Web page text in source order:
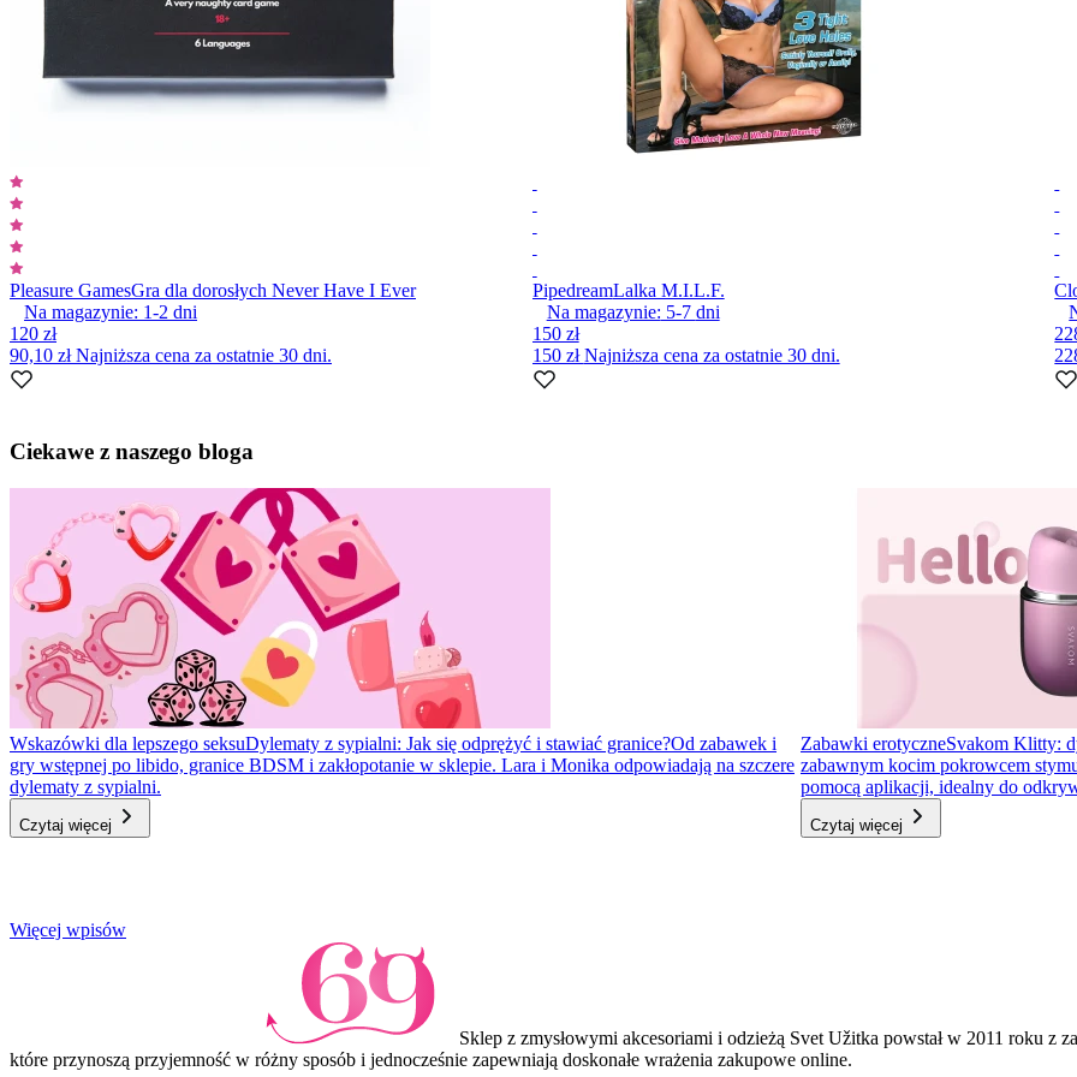
Pleasure GamesGra dla dorosłych Never Have I Ever
Na magazynie: 1-2 dni
120 zł
90,10 złNajniższa cena za ostatnie 30 dni.
PipedreamLalka M.I.L.F.
Na magazynie: 5-7 dni
150 zł
150 złNajniższa cena za ostatnie 30 dni.
1
10
Ciekawe z naszego bloga
Wskazówki dla lepszego seksuDylematy z sypialni: Jak się odprężyć i stawiać granice?Od zabawek i
gry wstępnej po libido, granice BDSM i zakłopotanie w sklepie. Lara i Monika odpowiadają na szczere
dylematy z sypialni.
Czytaj więcej
Zabawki erotyczneSvakom Klitty:
zabawnym kocim pokrowcem
pomocą aplikacji, idealny do
Czytaj więcej
Item
Więcej wpisów
Sklep z zmysłowymi akcesoriami i odzieżą Svet Užitka powstał w 2011 roku z
które przynoszą przyjemność w różny sposób i jednocześnie zapewniają doskonałe wrażenia zakupowe online.